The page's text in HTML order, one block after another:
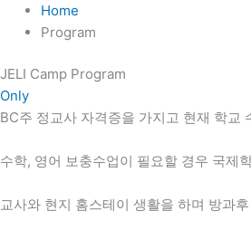
Home
Program
JELI Camp Program
Only
BC주 정교사 자격증을 가지고 현재 학교
수학, 영어 보충수업이 필요할 경우 국제
교사와 현지 홈스테이 생활을 하며 방과